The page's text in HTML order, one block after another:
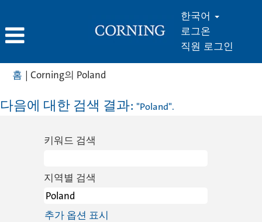
한국어
로그온
직원 로그인
홈 | Corning의 Poland
페
다음에 대한 검색 결과: "Poland".
키워드 검색
지역별 검색
추가 옵션 표시